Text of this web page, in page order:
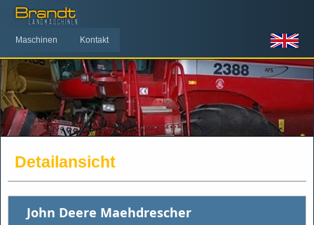
Maschinen Kontakt
Detailansicht
John Deere Maehdrescher